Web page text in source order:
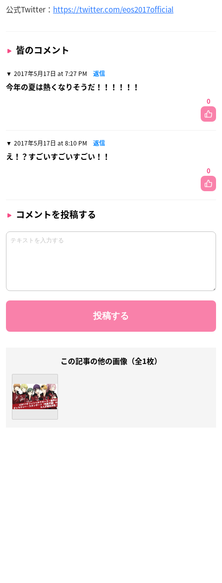
公式Twitter： https://twitter.com/eos2017official
皆のコメント
2017年5月17日 at 7:27 PM 返信
今年の夏は熱くなりそうだ！！！！！！
0
2017年5月17日 at 8:10 PM 返信
え！？すごいすごいすごい！！
0
コメントを投稿する
この記事の他の画像（全1枚）